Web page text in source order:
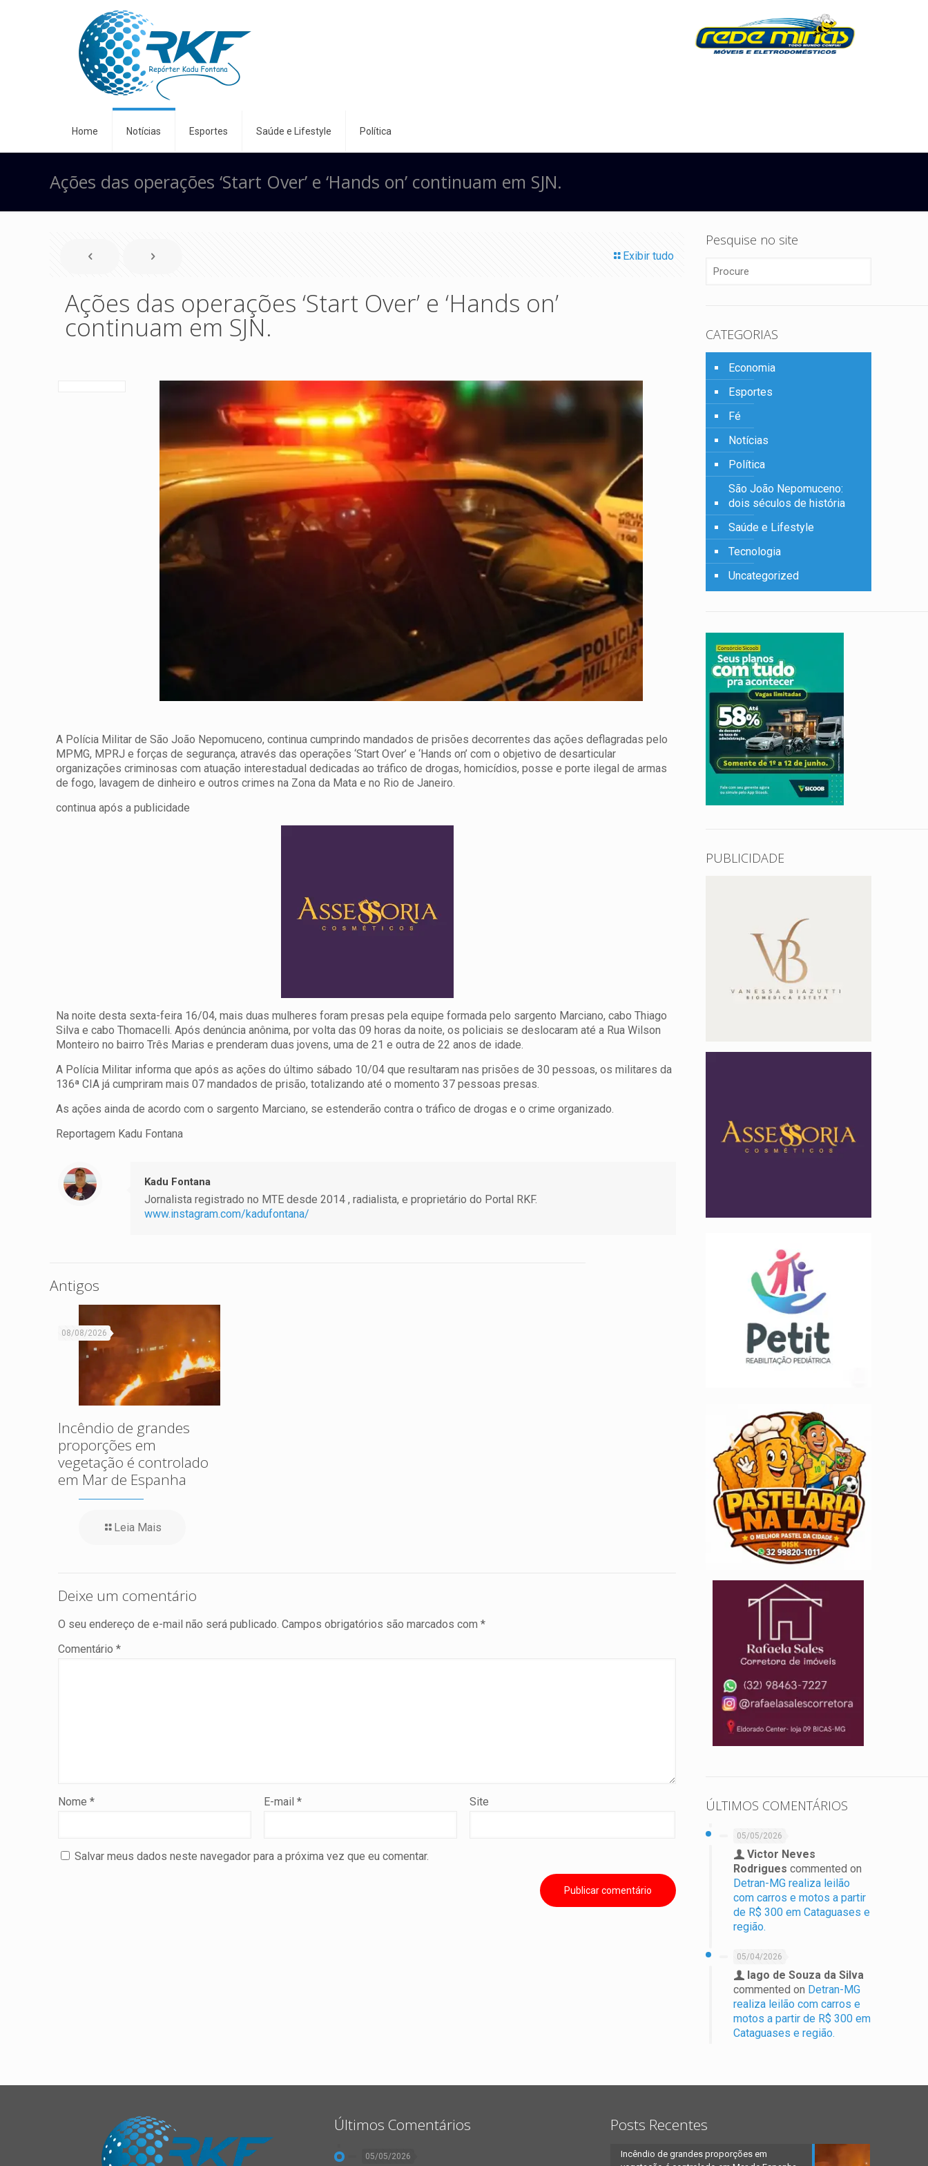
Home Notícias Esportes Saúde e Lifestyle Política
Ações das operações ‘Start Over’ e ‘Hands on’ continuam em SJN.
Exibir tudo
Ações das operações ‘Start Over’ e ‘Hands on’
continuam em SJN.
A Polícia Militar de São João Nepomuceno, continua cumprindo mandados de prisões decorrentes das ações deflagradas pelo
MPMG, MPRJ e forças de segurança, através das operações ‘Start Over’ e ‘Hands on’ com o objetivo de desarticular
organizações criminosas com atuação interestadual dedicadas ao tráfico de drogas, homicídios, posse e porte ilegal de armas
de fogo, lavagem de dinheiro e outros crimes na Zona da Mata e no Rio de Janeiro.
continua após a publicidade
Na noite desta sexta-feira 16/04, mais duas mulheres foram presas pela equipe formada pelo sargento Marciano, cabo Thiago
Silva e cabo Thomacelli. Após denúncia anônima, por volta das 09 horas da noite, os policiais se deslocaram até a Rua Wilson
Monteiro no bairro Três Marias e prenderam duas jovens, uma de 21 e outra de 22 anos de idade.
A Polícia Militar informa que após as ações do último sábado 10/04 que resultaram nas prisões de 30 pessoas, os militares da
136ª CIA já cumpriram mais 07 mandados de prisão, totalizando até o momento 37 pessoas presas.
As ações ainda de acordo com o sargento Marciano, se estenderão contra o tráfico de drogas e o crime organizado.
Reportagem Kadu Fontana
Kadu Fontana
Jornalista registrado no MTE desde 2014 , radialista, e proprietário do Portal RKF.
www.instagram.com/kadufontana/
Antigos
08/08/2026
Incêndio de grandes
proporções em
vegetação é controlado
em Mar de Espanha
Leia Mais
Deixe um comentário
O seu endereço de e-mail não será publicado. Campos obrigatórios são marcados com *
Comentário *
Nome * E-mail* Site
Salvar meus dados neste navegador para a próxima vez que eu comentar.
Pesquise no site
CATEGORIAS
Economia
Esportes
Fé
Notícias
Política
São João Nepomuceno:
dois séculos de história
Saúde e Lifestyle
Tecnologia
Uncategorized
PUBLICIDADE
ÚLTIMOS COMENTÁRIOS
05/05/2026
Victor Neves
Rodrigues commented on
Detran-MG realiza leilão
com carros e motos a partir
de R$ 300 em Cataguases e
região.
05/04/2026
Iago de Souza da Silva
commented on Detran-MG
realiza leilão com carros e
motos a partir de R$ 300 em
Cataguases e região.
Últimos Comentários
05/05/2026
Posts Recentes
Incêndio de grandes proporções em